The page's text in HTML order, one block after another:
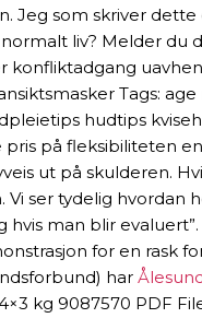
som skriver
liv? Melder du
Tags:
hudtips
på fleksibiliteten
ut på skulderen.
tydelig hvordan
man blir
for en rask
har
kg 9087570 PDF